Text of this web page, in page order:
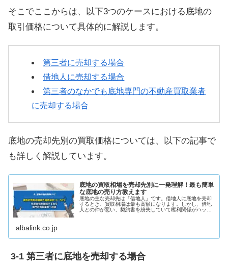
そこでここからは、以下3つのケースにおける底地の
取引価格について具体的に解説します。
第三者に売却する場合
借地人に売却する場合
第三者のなかでも底地専門の不動産買取業者
に売却する場合
底地の売却先別の買取価格については、以下の記事で
も詳しく解説しています。
底地の買取相場を売却先別に一発理解！最も簡単
な底地の売り方教えます
底地の主な売却先は「借地人」です。借地人に底地を売却
するとき、買取相場は最も高額になります。しかし、借地
人との仲が悪い、契約書を紛失していて権利関係がハッキ
albalink.co.jp
第三者に底地を売却する場合